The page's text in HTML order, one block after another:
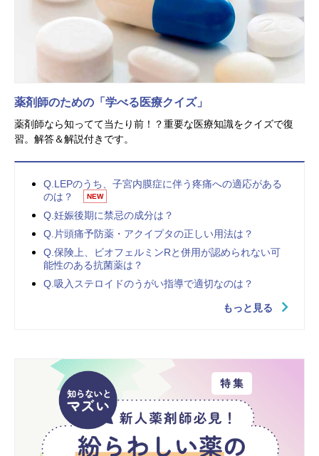
薬剤師のための「学べる医療クイズ」
薬剤師なら知ってて当たり前！？重要な医療知識をクイズで復
習。解答＆解説付きです。
Q.LEPのうち、子宮内膜症に伴う疼痛への適応がある
のは？
NEW
Q.妊娠後期に禁忌の成分は？
Q.片頭痛予防薬・アクイプタの正しい用法は？
Q.保険上、ビオフェルミンRと併用が認められない可
能性のある抗菌薬は？
Q.吸入ステロイドのうがい指導で適切なのは？
もっと見る